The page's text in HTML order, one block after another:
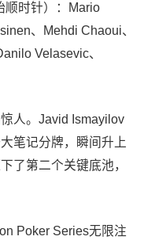
顺时针）：Mario
、Mehdi Chaoui、
Velasevic、
人。Javid Ismayilov
笔记分牌，瞬间升上
了第二个关键底池，
Poker Series无限注